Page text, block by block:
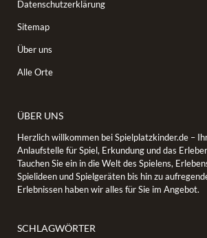
Datenschutzerklärung
Sitemap
Über uns
Alle Orte
ÜBER UNS
Herzlich willkommen bei Spielplatzkinder.de –
Anlaufstelle für Spiel, Erkundung und das
Tauchen Sie ein in die Welt des Spielens,
Spielideen und Spielgeräten bis hin zu
Erlebnissen haben wir alles für Sie im Angebot.
SCHLAGWÖRTER